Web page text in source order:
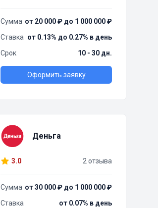
Сумма от 20 000 ₽ до 1 000 000 ₽
Ставка от 0.13% до 0.27% в день
Срок
10 - 30 дн.
Оформить заявку
Деньга
3.0 2 отзыва
Сумма от 30 000 ₽ до 1 000 000 ₽
Ставка
от 0.07% в день